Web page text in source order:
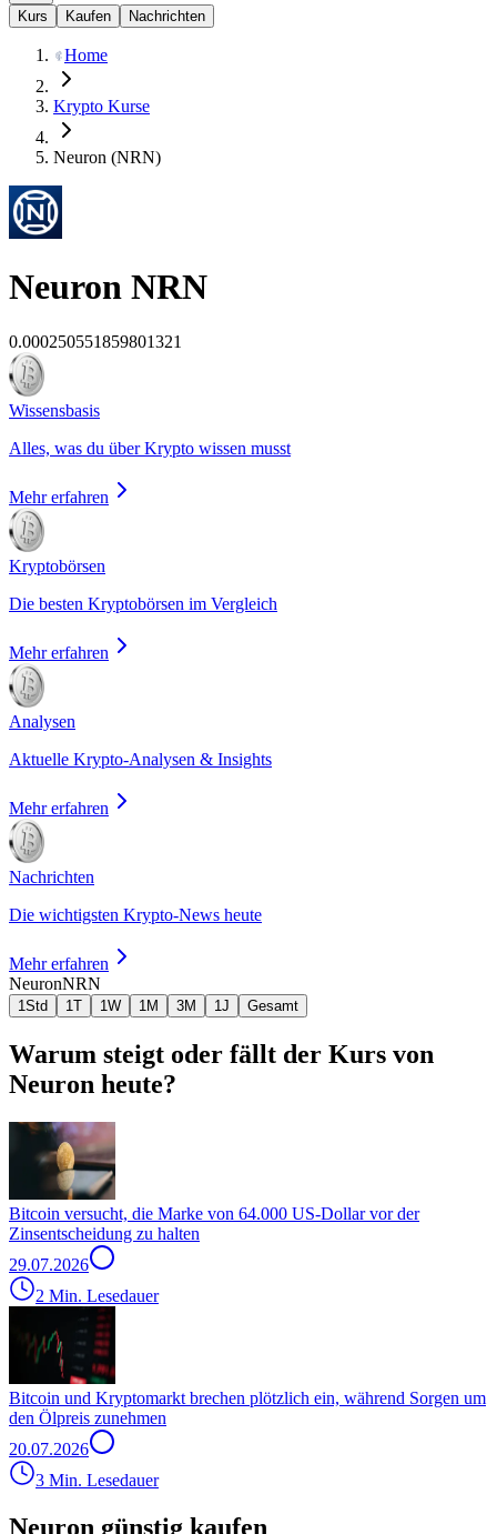
Kurs Kaufen Nachrichten
Home
Krypto Kurse
Neuron (NRN)
Neuron NRN
0.000250551859801321
Wissensbasis
Alles, was du über Krypto wissen musst
Mehr erfahren
Kryptobörsen
Die besten Kryptobörsen im Vergleich
Mehr erfahren
Analysen
Aktuelle Krypto-Analysen & Insights
Mehr erfahren
Nachrichten
Die wichtigsten Krypto-News heute
Mehr erfahren
NeuronNRN
1Std 1T 1W 1M 3M 1J Gesamt
Warum steigt oder fällt der Kurs von
Neuron heute?
Bitcoin versucht, die Marke von 64.000 US-Dollar vor der
Zinsentscheidung zu halten
29.07.2026
2 Min. Lesedauer
Bitcoin und Kryptomarkt brechen plötzlich ein, während Sorgen um
den Ölpreis zunehmen
20.07.2026
3 Min. Lesedauer
Neuron günstig kaufen